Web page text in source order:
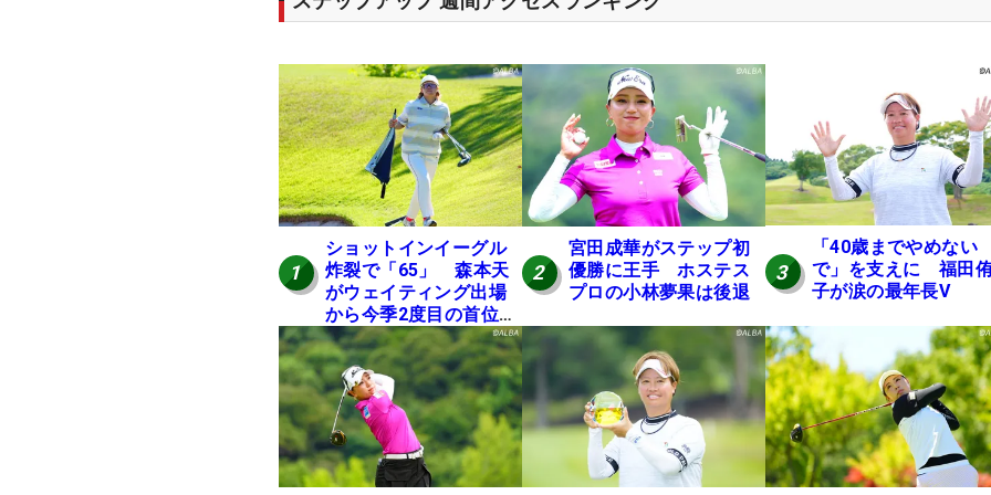
1
ショットインイーグル
炸裂で「65」 森本天
がウェイティング出場
から今季2度目の首位発
進
2
宮田成華がステップ初
優勝に王手 ホステス
プロの小林夢果は後退
3
「40歳までやめない
で」を支えに 福田
子が涙の最年長V